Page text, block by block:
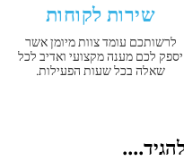
שירות לקוחות
לרשותכם עומד צוות מיומן אשר
יספק לכם מענה מקצועי ואדיב לכל
שאלה בכל שעות הפעילות.